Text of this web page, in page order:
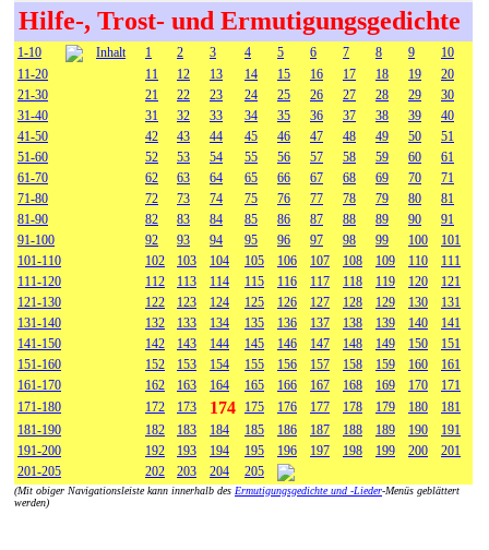
Hilfe-, Trost- und Ermutigungsgedichte
1-10 Inhalt 1 2 3 4 5 6 7 8 9
10
11-20
11 12 13 14 15 16 17 18 19
20
21-30
21 22 23 24 25 26 27 28 29
30
31-40
31 32 33 34 35 36 37 38 39
40
41-50
42 43 44 45 46 47 48 49 50
51
51-60
52 53 54 55 56 57 58 59 60
61
61-70
62 63 64 65 66 67 68 69 70
71
71-80
72 73 74 75 76 77 78 79 80
81
81-90
82 83 84 85 86 87 88 89 90
91
91-100
92 93 94 95 96 97 98 99 100
101
101-110
102 103 104 105 106 107 108 109 110
111
111-120
112 113 114 115 116 117 118 119 120
121
121-130
122 123 124 125 126 127 128 129 130
131
131-140
132 133 134 135 136 137 138 139 140
141
141-150
142 143 144 145 146 147 148 149 150
151
151-160
152 153 154 155 156 157 158 159 160
161
161-170
162 163 164 165 166 167 168 169 170
171
171-180
172 173 174 175 176 177 178 179 180
181
181-190
182 183 184 185 186 187 188 189 190
191
191-200
192 193 194 195 196 197 198 199 200
201
201-205
202 203 204 205
(Mit obiger Navigationsleiste kann innerhalb des Ermutigungsgedichte und -Lieder-Menüs geblättert
werden)